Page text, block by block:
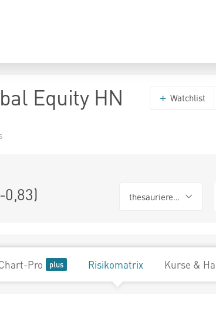
Equity HN Watchlist
-0,83) thesaurierend
Pro Risikomatrix Kurse &